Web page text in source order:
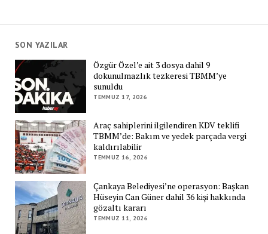
SON YAZILAR
Özgür Özel’e ait 3 dosya dahil 9
dokunulmazlık tezkeresi TBMM’ye
sunuldu
TEMMUZ 17, 2026
Araç sahiplerini ilgilendiren KDV teklifi
TBMM’de: Bakım ve yedek parçada vergi
kaldırılabilir
TEMMUZ 16, 2026
Çankaya Belediyesi’ne operasyon: Başkan
Hüseyin Can Güner dahil 36 kişi hakkında
gözaltı kararı
TEMMUZ 11, 2026